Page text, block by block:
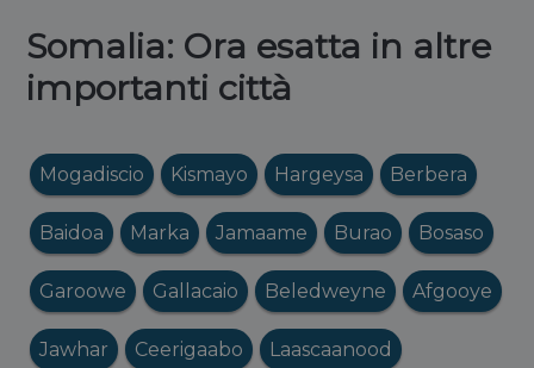
Somalia: Ora esatta in altre
importanti città
Mogadiscio Kismayo Hargeysa Berbera
Baidoa Marka Jamaame Burao Bosaso
Garoowe Gallacaio Beledweyne Afgooye
Jawhar Ceerigaabo Laascaanood